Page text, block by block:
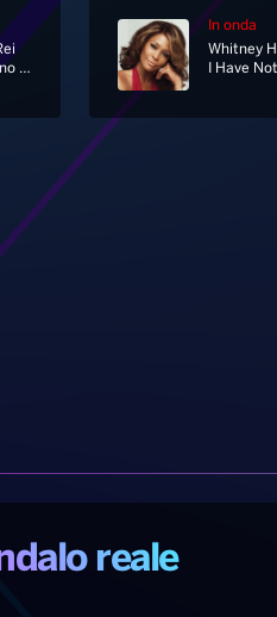
Un Inverno Da Baciare
In onda
reale